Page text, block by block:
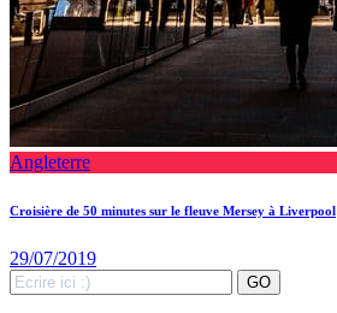
Angleterre
Croisière de 50 minutes sur le fleuve Mersey à Liverpool
29/07/2019
Search
for:
GO